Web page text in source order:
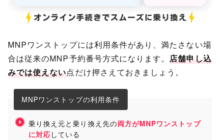
MNPワンストップには利用条件があり、満たさない場
合は従来のMNP予約番号方式になります。店舗申し込
みでは使えない点だけ押さえておきましょう。
MNPワンストップの利用条件
乗り換え元と乗り換え先の両方がMNPワンストップ
に対応 している